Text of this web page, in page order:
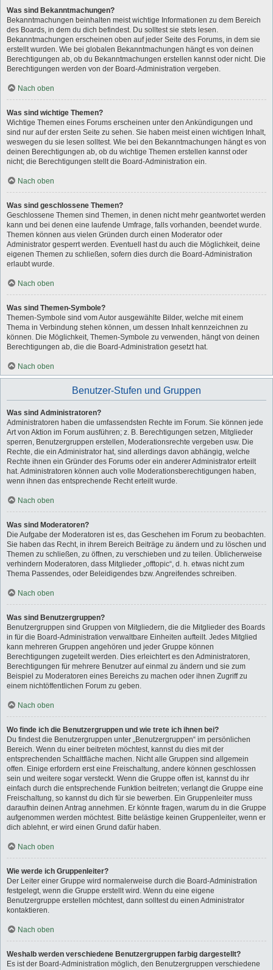
Was sind Bekanntmachungen?
Bekanntmachungen beinhalten meist wichtige Informationen zu dem Bereich
des Boards, in dem du dich befindest. Du solltest sie stets lesen.
Bekanntmachungen erscheinen oben auf jeder Seite des Forums, in dem sie
erstellt wurden. Wie bei globalen Bekanntmachungen hängt es von deinen
Berechtigungen ab, ob du Bekanntmachungen erstellen kannst oder nicht. Die
Berechtigungen werden von der Board-Administration vergeben.
Nach oben
Was sind wichtige Themen?
Wichtige Themen eines Forums erscheinen unter den Ankündigungen und
sind nur auf der ersten Seite zu sehen. Sie haben meist einen wichtigen Inhalt,
weswegen du sie lesen solltest. Wie bei den Bekanntmachungen hängt es von
deinen Berechtigungen ab, ob du wichtige Themen erstellen kannst oder
nicht; die Berechtigungen stellt die Board-Administration ein.
Nach oben
Was sind geschlossene Themen?
Geschlossene Themen sind Themen, in denen nicht mehr geantwortet werden
kann und bei denen eine laufende Umfrage, falls vorhanden, beendet wurde.
Themen können aus vielen Gründen durch einen Moderator oder
Administrator gesperrt werden. Eventuell hast du auch die Möglichkeit, deine
eigenen Themen zu schließen, sofern dies durch die Board-Administration
erlaubt wurde.
Nach oben
Was sind Themen-Symbole?
Themen-Symbole sind vom Autor ausgewählte Bilder, welche mit einem
Thema in Verbindung stehen können, um dessen Inhalt kennzeichnen zu
können. Die Möglichkeit, Themen-Symbole zu verwenden, hängt von deinen
Berechtigungen ab, die die Board-Administration gesetzt hat.
Nach oben
Benutzer-Stufen und Gruppen
Was sind Administratoren?
Administratoren haben die umfassendsten Rechte im Forum. Sie können jede
Art von Aktion im Forum ausführen; z. B. Berechtigungen setzen, Mitglieder
sperren, Benutzergruppen erstellen, Moderationsrechte vergeben usw. Die
Rechte, die ein Administrator hat, sind allerdings davon abhängig, welche
Rechte ihnen ein Gründer des Forums oder ein anderer Administrator erteilt
hat. Administratoren können auch volle Moderationsberechtigungen haben,
wenn ihnen das entsprechende Recht erteilt wurde.
Nach oben
Was sind Moderatoren?
Die Aufgabe der Moderatoren ist es, das Geschehen im Forum zu beobachten.
Sie haben das Recht, in ihrem Bereich Beiträge zu ändern und zu löschen und
Themen zu schließen, zu öffnen, zu verschieben und zu teilen. Üblicherweise
verhindern Moderatoren, dass Mitglieder „offtopic“, d. h. etwas nicht zum
Thema Passendes, oder Beleidigendes bzw. Angreifendes schreiben.
Nach oben
Was sind Benutzergruppen?
Benutzergruppen sind Gruppen von Mitgliedern, die die Mitglieder des Boards
in für die Board-Administration verwaltbare Einheiten aufteilt. Jedes Mitglied
kann mehreren Gruppen angehören und jeder Gruppe können
Berechtigungen zugeteilt werden. Dies erleichtert es den Administratoren,
Berechtigungen für mehrere Benutzer auf einmal zu ändern und sie zum
Beispiel zu Moderatoren eines Bereichs zu machen oder ihnen Zugriff zu
einem nichtöffentlichen Forum zu geben.
Nach oben
Wo finde ich die Benutzergruppen und wie trete ich ihnen bei?
Du findest die Benutzergruppen unter „Benutzergruppen“ im persönlichen
Bereich. Wenn du einer beitreten möchtest, kannst du dies mit der
entsprechenden Schaltfläche machen. Nicht alle Gruppen sind allgemein
offen. Einige erfordern erst eine Freischaltung, andere können geschlossen
sein und weitere sogar versteckt. Wenn die Gruppe offen ist, kannst du ihr
einfach durch die entsprechende Funktion beitreten; verlangt die Gruppe eine
Freischaltung, so kannst du dich für sie bewerben. Ein Gruppenleiter muss
daraufhin deinen Antrag annehmen. Er könnte fragen, warum du in die Gruppe
aufgenommen werden möchtest. Bitte belästige keinen Gruppenleiter, wenn er
dich ablehnt, er wird einen Grund dafür haben.
Nach oben
Wie werde ich Gruppenleiter?
Der Leiter einer Gruppe wird normalerweise durch die Board-Administration
festgelegt, wenn die Gruppe erstellt wird. Wenn du eine eigene
Benutzergruppe erstellen möchtest, dann solltest du einen Administrator
kontaktieren.
Nach oben
Weshalb werden verschiedene Benutzergruppen farbig dargestellt?
Es ist der Board-Administration möglich, den Benutzergruppen verschiedene